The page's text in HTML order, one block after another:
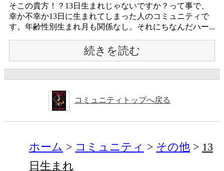
そこの貴方！？13日生まれじゃないですか？って事で、
幸か不幸か13日に生まれてしまった人のコミュニティで
す。年齢性別生まれ月も関係なし。それにちなんだハー...
続きを読む
コミュニティトップへ戻る
ホーム コミュニティ その他
13
日生まれ